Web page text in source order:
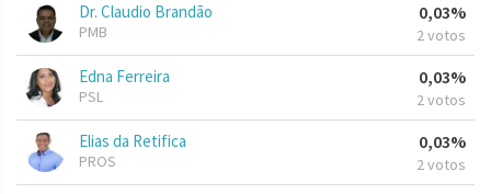
Dr. Claudio Brandão
PMB
0,03%
2 votos
Edna Ferreira
PSL
0,03%
2 votos
Elias da Retifica
PROS
0,03%
2 votos